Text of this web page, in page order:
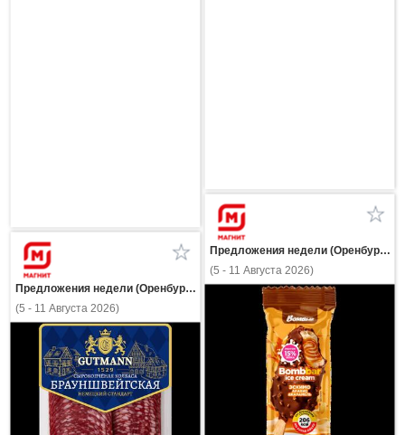
Предложения недели (Оренбургская область)
(5 - 11 Августа 2026)
Предложения недели (Оренбургская область)
(5 - 11 Августа 2026)